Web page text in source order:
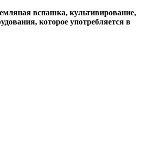
вспашка, культивирование,
которое употребляется в